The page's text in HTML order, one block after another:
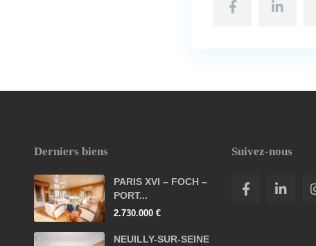
Derniers biens
PARIS XVI – FOCH –
PORT...
2.730.000 €
NEUILLY-SUR-SEINE
Suivez-nous